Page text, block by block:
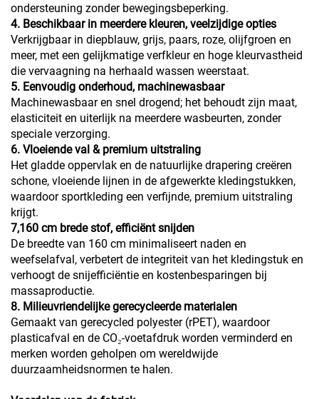
ondersteuning zonder bewegingsbeperking.
4. Beschikbaar in meerdere kleuren, veelzijdige opties
Verkrijgbaar in diepblauw, grijs, paars, roze, olijfgroen en
meer, met een gelijkmatige verfkleur en hoge kleurvastheid
die vervaagning na herhaald wassen weerstaat.
5. Eenvoudig onderhoud, machinewasbaar
Machinewasbaar en snel drogend; het behoudt zijn maat,
elasticiteit en uiterlijk na meerdere wasbeurten, zonder
speciale verzorging.
6. Vloeiende val & premium uitstraling
Het gladde oppervlak en de natuurlijke drapering creëren
schone, vloeiende lijnen in de afgewerkte kledingstukken,
waardoor sportkleding een verfijnde, premium uitstraling
krijgt.
7,160 cm brede stof, efficiënt snijden
De breedte van 160 cm minimaliseert naden en
weefselafval, verbetert de integriteit van het kledingstuk en
verhoogt de snijefficiëntie en kostenbesparingen bij
massaproductie.
8. Milieuvriendelijke gerecycleerde materialen
Gemaakt van gerecycled polyester (rPET), waardoor
plasticafval en de CO₂-voetafdruk worden verminderd en
merken worden geholpen om wereldwijde
duurzaamheidsnormen te halen.